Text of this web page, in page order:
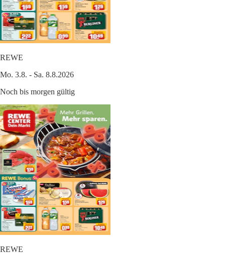
REWE
Mo. 3.8. - Sa. 8.8.2026
Noch bis morgen gültig
REWE